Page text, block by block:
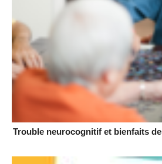
Trouble neurocognitif et bienfaits